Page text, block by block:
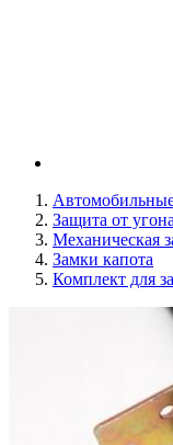
Защита от угона
Механическая
Замки капота
Комплект для